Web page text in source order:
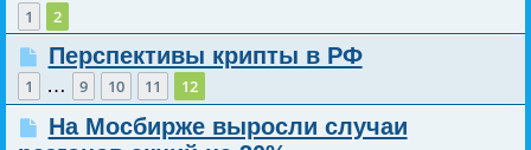
1 2
Перспективы крипты в РФ
1 … 9 10 11 12
На Мосбирже выросли случаи